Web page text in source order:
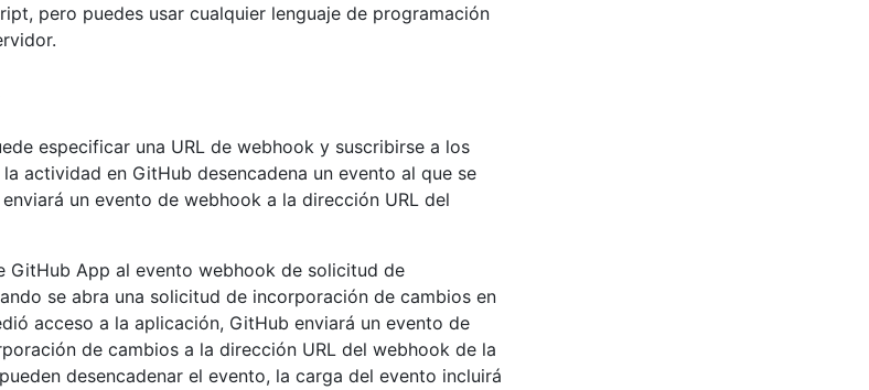
pero puedes usar cualquier lenguaje de programación
especificar una URL de webhook y suscribirse a los
actividad en GitHub desencadena un evento al que se
un evento de webhook a la dirección URL del
GitHub App al evento webhook de solicitud de
se abra una solicitud de incorporación de cambios en
acceso a la aplicación, GitHub enviará un evento de
de cambios a la dirección URL del webhook de la
desencadenar el evento, la carga del evento incluirá